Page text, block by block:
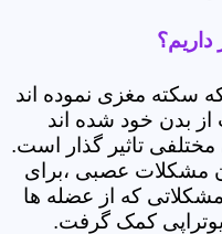
داریم؟
سکته مغزی نموده اند
بدن خود شده اند
تاثیر گذار است.
مشکلات عصبی ،برای
که از عضله ها
کمک گرفت.